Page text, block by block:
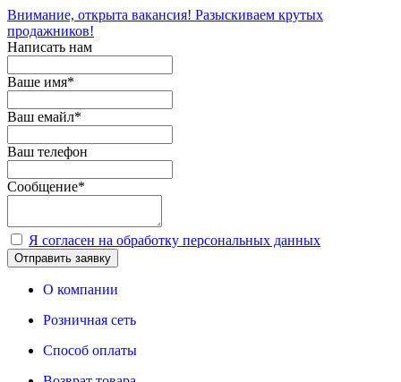
Внимание, открыта вакансия! Разыскиваем крутых
продажников!
Написать нам
Ваше имя*
Ваш емайл*
Ваш телефон
Сообщение*
Я согласен на обработку персональных данных
Отправить заявку
О компании
Розничная сеть
Способ оплаты